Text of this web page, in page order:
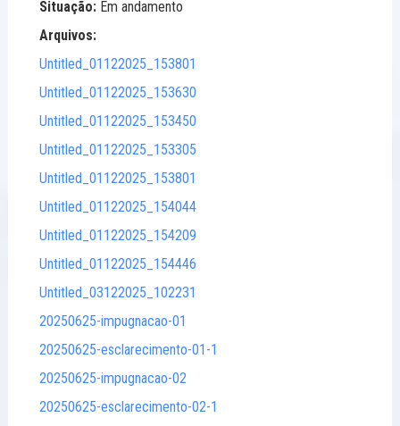
Situação: Em andamento
Arquivos:
Untitled_01122025_153801
Untitled_01122025_153630
Untitled_01122025_153450
Untitled_01122025_153305
Untitled_01122025_153801
Untitled_01122025_154044
Untitled_01122025_154209
Untitled_01122025_154446
Untitled_03122025_102231
20250625-impugnacao-01
20250625-esclarecimento-01-1
20250625-impugnacao-02
20250625-esclarecimento-02-1